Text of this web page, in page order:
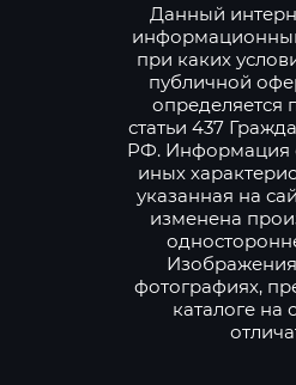
Данный
при каких
публичной
определяется
статьи 437
РФ. Информация
иных
указанная на
изменена
фотографиях,
каталоге на